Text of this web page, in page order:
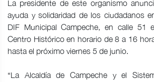
La presidente de este organismo
ayuda y solidaridad de los ciudadanos
DIF Municipal Campeche, en calle 51
Centro Histórico en horario de 8 a 16
hasta el próximo viernes 5 de junio.
“La Alcaldía de Campeche y el